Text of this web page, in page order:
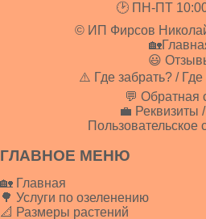
🕑 ПН-ПТ
© ИП Фирсов
😃
⚠️ Где забрать? / Где
💬 Обратная
💼 Реквизиты
Пользовательское
ГЛАВНОЕ МЕНЮ
🏡 Главная
🌳 Услуги по озеленению
📐 Размеры растений